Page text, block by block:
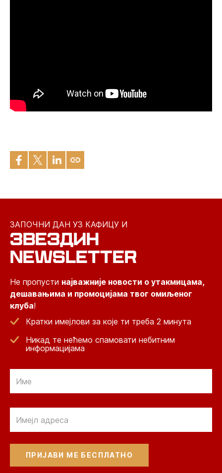
ЗАПОЧНИ ДАН УЗ КАФИЦУ И
ЗВЕЗДИН
NEWSLETTER
Не пропусти најважније новости о утакмицама,
дешавањима и промоцијама твог омиљеног
клуба!
Кратки имејлови за које ти треба 2 минута
Никад те нећемо спамовати небитним
информацијама